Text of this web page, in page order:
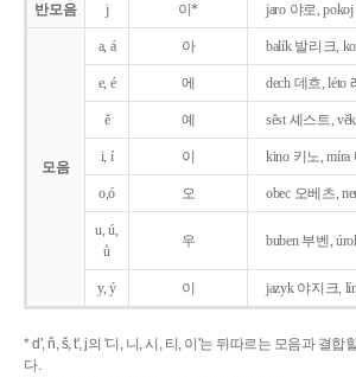
반모음 j 이* jaro 야로, pokoj
모음
a, á 아 balík 발리크,
e, é 에 dech 데흐, léto
ě 예 sěst 셰스트,
i, í 이 kino 키노, míra
o,ó 오 obec 오베츠,
u, ú,
ů
우 buben 부벤,
y, ý 이 jazyk야지크,
* d', ň, š, t', j의 '디, 니, 시, 티, 이'는 뒤따르는 모음과 결합
다.